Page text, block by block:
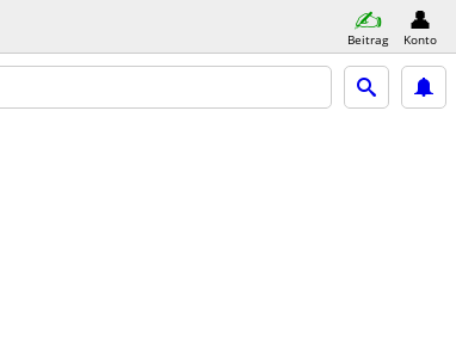
Beitrag Konto